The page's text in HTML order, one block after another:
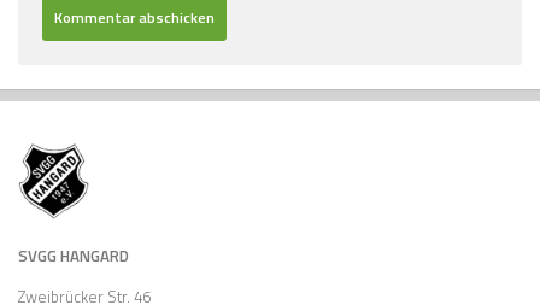
SVGG HANGARD
Zweibrücker Str. 46